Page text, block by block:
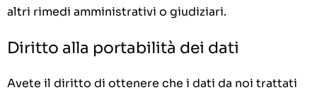
altri rimedi amministrativi o giudiziari.
Diritto alla portabilità dei dati
Avete il diritto di ottenere che i dati da noi trattati